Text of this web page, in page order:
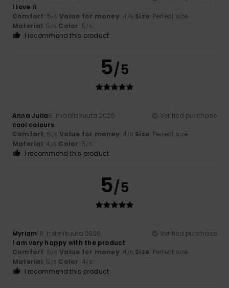
I love it
Comfort: 5/5 Value for money: 4 /5 Size: Perfect size
Material: 5 /5 Color: 5/5
I recommend this product
5/5
Anna Julia6. maaliskuuta 2026
Verified purchase
cool colours
Comfort: 5/5 Value for money: 4 /5 Size: Perfect size
Material: 4 /5 Color: 5/5
I recommend this product
5/5
Myriam19. helmikuuta 2026
Verified purchase
I am very happy with the product
Comfort: 5/5 Value for money: 4 /5 Size: Perfect size
Material: 5 /5 Color: 4/5
I recommend this product